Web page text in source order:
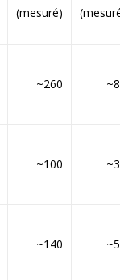
(mesuré)
~260
~100
~140